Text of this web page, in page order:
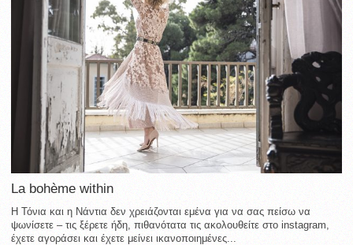
La bohème within
Η Τόνια και η Νάντια δεν χρειάζονται εμένα για να σας πείσω να
ψωνίσετε – τις ξέρετε ήδη, πιθανότατα τις ακολουθείτε στο instagram,
έχετε αγοράσει και έχετε μείνει ικανοποιημένες...